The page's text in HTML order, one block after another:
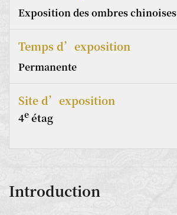
Exposition des ombres chinoises
Temps d’exposition
Permanente
Site d’exposition
4e étag
Introduction